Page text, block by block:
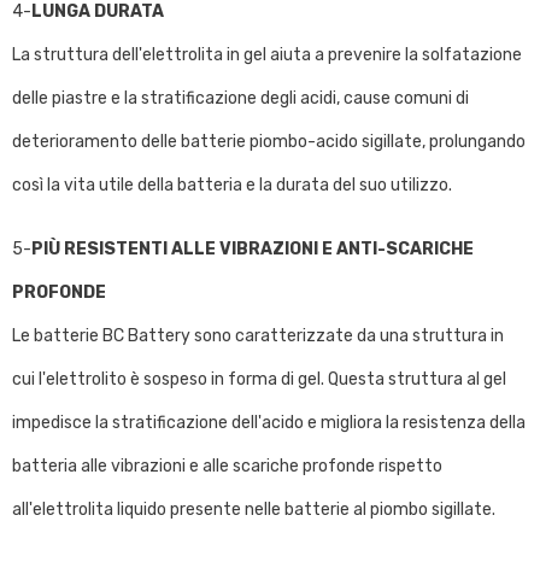
4- LUNGA DURATA
La struttura dell'elettrolita in gel aiuta a prevenire la solfatazione
delle piastre e la stratificazione degli acidi, cause comuni di
deterioramento delle batterie piombo-acido sigillate, prolungando
così la vita utile della batteria e la durata del suo utilizzo.
5- PIÙ RESISTENTI ALLE VIBRAZIONI E ANTI-SCARICHE
PROFONDE
Le batterie BC Battery sono caratterizzate da una struttura in
cui l'elettrolito è sospeso in forma di gel. Questa struttura al gel
impedisce la stratificazione dell'acido e migliora la resistenza della
batteria alle vibrazioni e alle scariche profonde rispetto
all'elettrolita liquido presente nelle batterie al piombo sigillate.